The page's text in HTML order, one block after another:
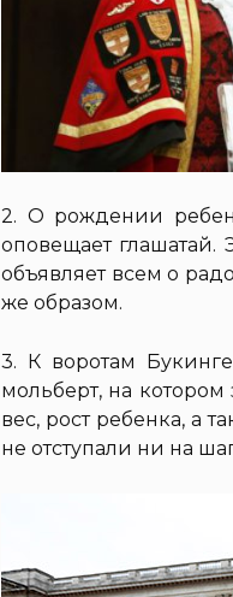
2. О рождении
оповещает глашатай.
объявляет всем о
же образом.
3. К воротам
мольберт, на
вес, рост ребенка, а
не отступали ни на